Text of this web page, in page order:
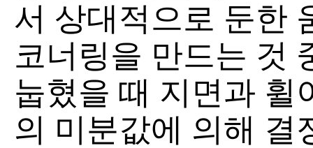
서 상대적으로 둔한
코너링을 만드는 것
눕혔을 때 지면과 휠
의 미분값에 의해 결